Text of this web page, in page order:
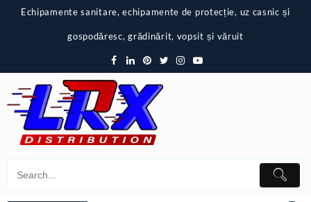
Echipamente sanitare, echipamente de protecție, uz casnic și
gospodăresc, grădinărit, vopsit și văruit